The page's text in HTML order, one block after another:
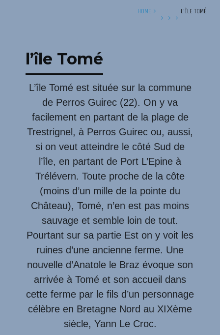
HOME L’ÎLE TOMÉ
l’île Tomé
L’île Tomé est située sur la commune
de Perros Guirec (22). On y va
facilement en partant de la plage de
Trestrignel, à Perros Guirec ou, aussi,
si on veut atteindre le côté Sud de
l’île, en partant de Port L’Epine à
Trélévern. Toute proche de la côte
(moins d’un mille de la pointe du
Château), Tomé, n’en est pas moins
sauvage et semble loin de tout.
Pourtant sur sa partie Est on y voit les
ruines d’une ancienne ferme. Une
nouvelle d’Anatole le Braz évoque son
arrivée à Tomé et son accueil dans
cette ferme par le fils d’un personnage
célèbre en Bretagne Nord au XIXème
siècle, Yann Le Croc.